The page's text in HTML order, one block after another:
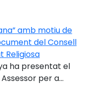
amb motiu de
del Consell
Religiosa
ha presentat el
per a...